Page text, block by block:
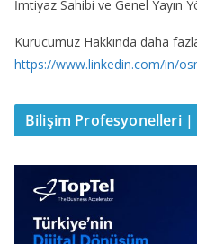
İmtiyaz Sahibi ve Genel Yayın
Kurucumuz Hakkında daha
https://www.linkedin.com/in/
Bilişim Profesyonelleri |